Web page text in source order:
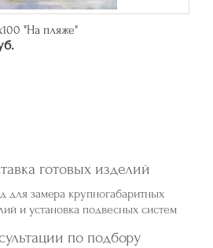
в багете цвета серебро
готовых изделий
для замера крупногабаритных
и установка подвесных систем
по подбору